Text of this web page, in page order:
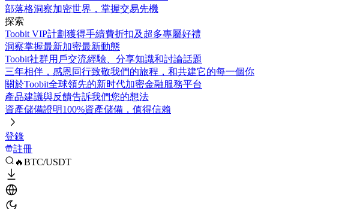
部落格洞察加密世界，掌握交易先機
探索
Toobit VIP計劃獲得手續費折扣及超多專屬好禮
洞察掌握最新加密最新動態
Toobit社群用戶交流經驗、分享知識和討論話題
三年相伴，感恩同行致敬我們的旅程，和共建它的每一個你
關於Toobit全球領先的新时代加密金融服務平台
產品建議與反饋告訴我們您的想法
資產儲備證明100%資產儲備，值得信賴
登錄
註冊
🔥BTC/USDT